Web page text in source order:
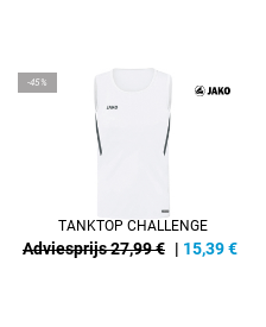
-45%
TANKTOP CHALLENGE
Adviesprijs 27,99 € | 15,39€